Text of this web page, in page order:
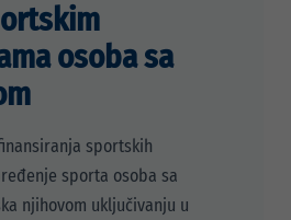
osoba sa
sportskih
sporta osoba sa
njihovom uključivanju u